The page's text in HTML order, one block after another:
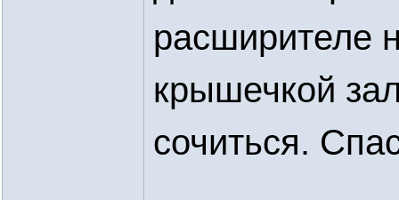
расширителе
крышечкой
сочиться.